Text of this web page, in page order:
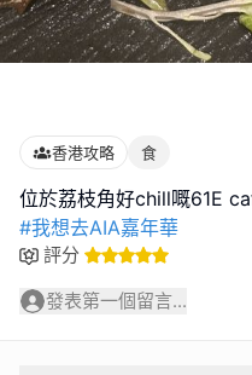
香港攻略 食
#我想去AIA嘉年華
評分
發表第一個留言...